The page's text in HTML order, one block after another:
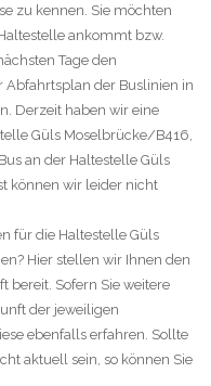
zu kennen. Sie möchten
ankommt bzw.
Tage den
der Buslinien in
Derzeit haben wir eine
Güls Moselbrücke/B416,
an der Haltestelle Güls
können wir leider nicht
für die Haltestelle Güls
Hier stellen wir Ihnen den
bereit. Sofern Sie weitere
der jeweiligen
ebenfalls erfahren. Sollte
aktuell sein, so können Sie